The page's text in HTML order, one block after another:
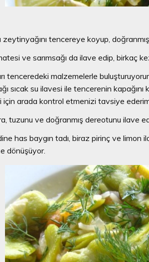
zeytinyağını tencereye koyup,
ve sarımsağı da ilave edip, birkaç
malzemelerle
sıcak su ilavesi ile tencerenin
için arada kontrol etmenizi tavsiye
ve doğranmış dereotunu ilave
has baygın tadı, biraz pirinç ve limon
dönüşüyor.